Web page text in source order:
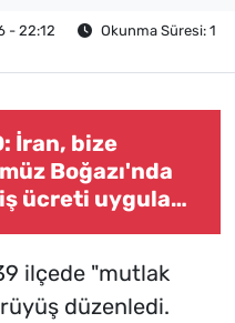
- 22:12
Okunma Süresi: 1
İran, bize
Boğazı'nda
ücreti uygulama
ilçede "mutlak
düzenledi.